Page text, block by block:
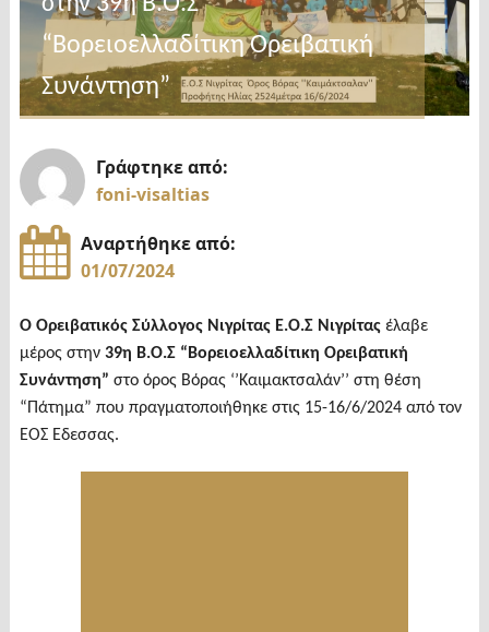
“Βορειοελλαδίτικη Ορειβατική
Συνάντηση”
Γράφτηκε από:
foni-visaltias
Αναρτήθηκε από:
01/07/2024
Ο Ορειβατικός Σύλλογος Νιγρίτας Ε.Ο.Σ Νιγρίταςέλαβε
μέρος στην 39η Β.Ο.Σ “Βορειοελλαδίτικη Ορειβατική
Συνάντηση” στο όρος Βόρας ‘’Καιμακτσαλάν’’ στη θέση
“Πάτημα” που πραγματοποιήθηκε στις 15-16/6/2024 από τον
ΕΟΣ Έδεσσας.